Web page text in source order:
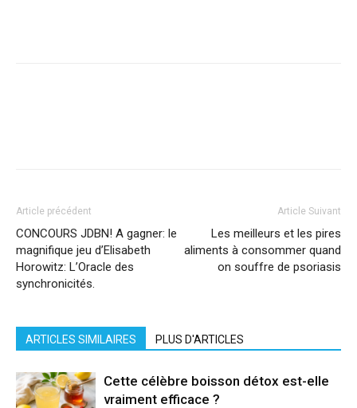
Article précédent
CONCOURS JDBN! A gagner: le
magnifique jeu d’Elisabeth
Horowitz: L’Oracle des
synchronicités.
Article Suivant
Les meilleurs et les pires
aliments à consommer quand
on souffre de psoriasis
ARTICLES SIMILAIRES PLUS D'ARTICLES
Cette célèbre boisson détox est-elle
vraiment efficace ?